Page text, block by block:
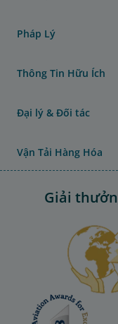
Pháp Lý
Thông Tin Hữu Ích
Đại lý & Đối tác
Vận Tải Hàng Hóa
Giải